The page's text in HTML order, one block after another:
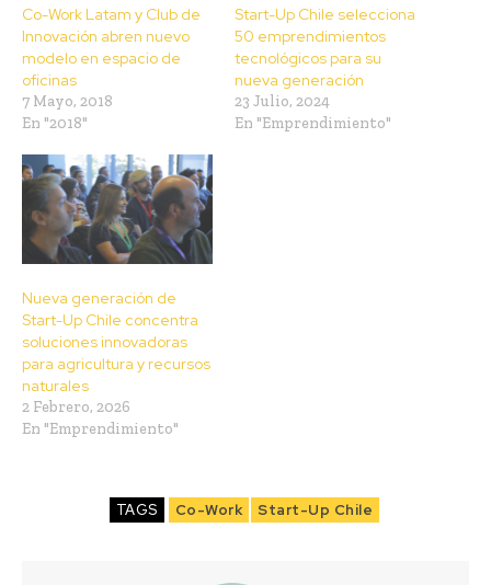
Co-Work Latam y Club de
Innovación abren nuevo
modelo en espacio de
oficinas
7 Mayo, 2018
En "2018"
Start-Up Chile selecciona
50 emprendimientos
tecnológicos para su
nueva generación
23 Julio, 2024
En "Emprendimiento"
Nueva generación de
Start-Up Chile concentra
soluciones innovadoras
para agricultura y recursos
naturales
2 Febrero, 2026
En "Emprendimiento"
TAGS Co-Work Start-Up Chile